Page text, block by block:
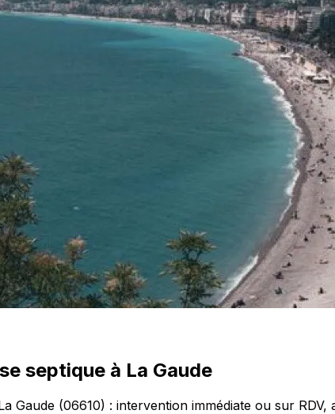
septique à La Gaude
Gaude (06610) : intervention immédiate ou sur